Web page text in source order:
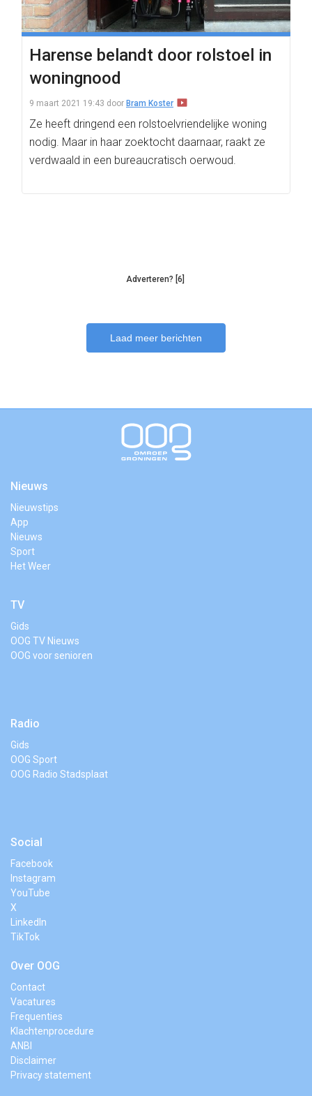
Harense belandt door rolstoel in
woningnood
9 maart 2021 19:43 door Bram Koster
Ze heeft dringend een rolstoelvriendelijke woning
nodig. Maar in haar zoektocht daarnaar, raakt ze
verdwaald in een bureaucratisch oerwoud.
Adverteren? [6]
Laad meer berichten
Nieuws
Nieuwstips
App
Nieuws
Sport
Het Weer
TV
Gids
OOG TV Nieuws
OOG voor senioren
Radio
Gids
OOG Sport
OOG Radio Stadsplaat
Social
Facebook
Instagram
YouTube
X
LinkedIn
TikTok
Over OOG
Contact
Vacatures
Frequenties
Klachtenprocedure
ANBI
Disclaimer
Privacy statement